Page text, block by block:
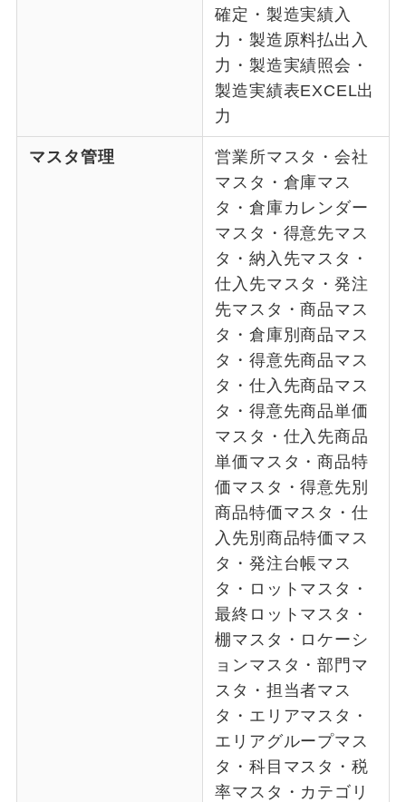
確定・製造実績入
力・製造原料払出入
力・製造実績照会・
製造実績表EXCEL出
力
マスタ管理
営業所マスタ・会社
マスタ・倉庫マス
タ・倉庫カレンダー
マスタ・得意先マス
タ・納入先マスタ・
仕入先マスタ・発注
先マスタ・商品マス
タ・倉庫別商品マス
タ・得意先商品マス
タ・仕入先商品マス
タ・得意先商品単価
マスタ・仕入先商品
単価マスタ・商品特
価マスタ・得意先別
商品特価マスタ・仕
入先別商品特価マス
タ・発注台帳マス
タ・ロットマスタ・
最終ロットマスタ・
棚マスタ・ロケーシ
ョンマスタ・部門マ
スタ・担当者マス
タ・エリアマスタ・
エリアグループマス
タ・科目マスタ・税
率マスタ・カテゴリ